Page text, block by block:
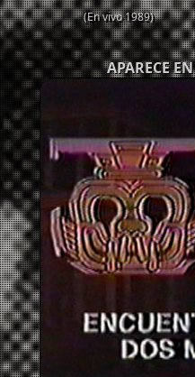
(En vivo 1989)
APARECE